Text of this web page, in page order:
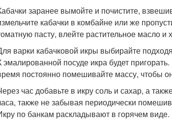
заранее вымойте и почистите,
кабачки в комбайне или же
пасту, влейте растительное масло
варки кабачковой икры выбирайте
эмалированной посуде икра будет
постоянно помешивайте массу, чтобы
час добавьте в икру соль и сахар, а
также не забывая периодически
по банкам раскладывают в горячем